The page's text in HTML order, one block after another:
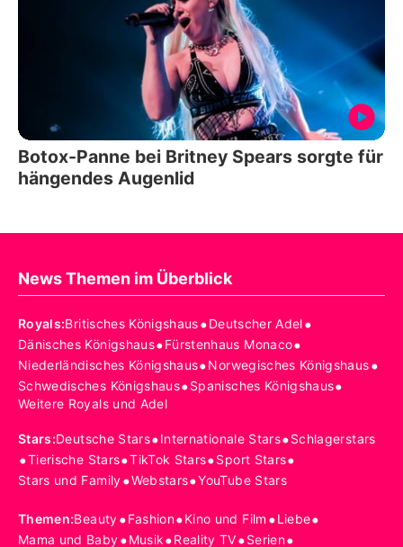
Botox-Panne bei Britney Spears sorgte für
hängendes Augenlid
News Themen im Überblick
Royals:Britisches Königshaus•Deutscher Adel•
Dänisches Königshaus•Fürstenhaus Monaco•
Niederländisches Königshaus•Norwegisches Königshaus•
Schwedisches Königshaus•Spanisches Königshaus•
Weitere Royals und Adel
Stars:Deutsche Stars•Internationale Stars•Schlagerstars
•Tierische Stars•TikTok Stars•Sport Stars•
Stars und Family•Webstars•YouTube Stars
Themen:Beauty•Fashion•Kino und Film •Liebe•
Mama und Baby•Musik•Reality TV•Serien•